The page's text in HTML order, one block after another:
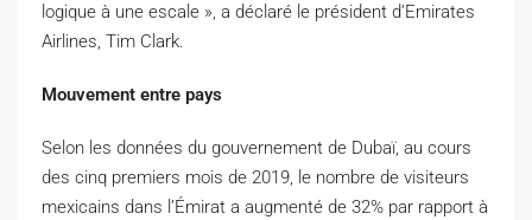
logique à une escale », a déclaré le président d’Emirates
Airlines, Tim Clark.
Mouvement entre pays
Selon les données du gouvernement de Dubaï, au cours
des cinq premiers mois de 2019, le nombre de visiteurs
mexicains dans l’Émirat a augmenté de 32% par rapport à